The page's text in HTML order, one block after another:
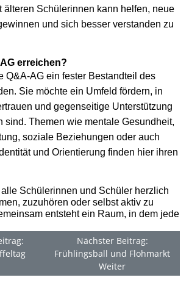
älteren Schülerinnen kann helfen, neue
und sich besser verstanden zu
erreichen?
Q&A-AG ein fester Bestandteil des
Sie möchte ein Umfeld fördern, in
und gegenseitige Unterstützung
sind. Themen wie mentale Gesundheit,
soziale Beziehungen oder auch
und Orientierung finden hier ihren
Schülerinnen und Schüler herzlich
zuzuhören oder selbst aktiv zu
entsteht ein Raum, in dem jede
Nächster Beitrag:
Frühlingsball und Flohmarkt
Weiter